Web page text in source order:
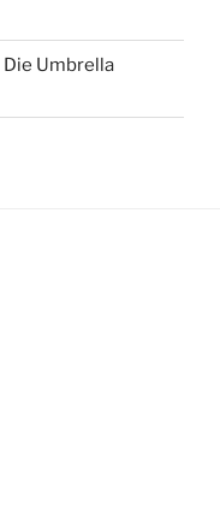
Die Umbrella